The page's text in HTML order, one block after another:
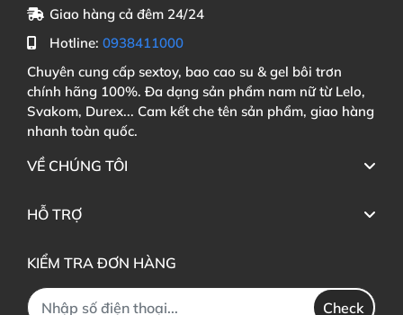
Giao hàng cả đêm 24/24
Hotline: 0938411000
Chuyên cung cấp sextoy, bao cao su & gel bôi trơn
chính hãng 100%. Đa dạng sản phẩm nam nữ từ Lelo,
Svakom, Durex... Cam kết che tên sản phẩm, giao hàng
nhanh toàn quốc.
VỀ CHÚNG TÔI
HỖ TRỢ
KIỂM TRA ĐƠN HÀNG
Check